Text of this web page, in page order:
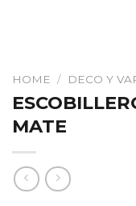
HOME / DECO Y
MATE